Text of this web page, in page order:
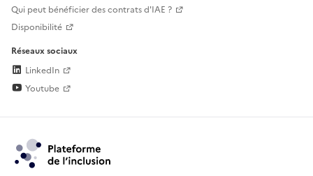
Qui peut bénéficier des contrats d'IAE ?
Disponibilité
Réseaux sociaux
LinkedIn
Youtube